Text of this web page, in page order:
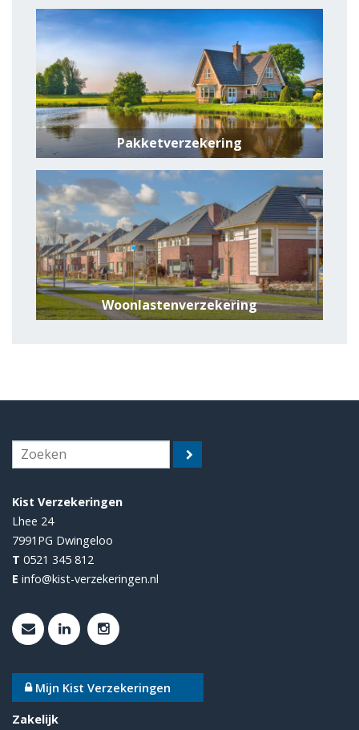
Pakketverzekering
Woonlastenverzekering
Kist Verzekeringen
Lhee 24
7991PG Dwingeloo
T 0521 345 812
E info@kist-verzekeringen.nl
Mijn Kist Verzekeringen
Zakelijk